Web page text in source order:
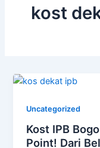
kost
Uncategorized
Kost IPB
Point! Dari